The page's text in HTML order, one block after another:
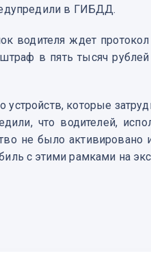
в ГИБДД.
водителя ждет
в пять тысяч
устройств, которые
что водителей,
не было
с этими рамками на